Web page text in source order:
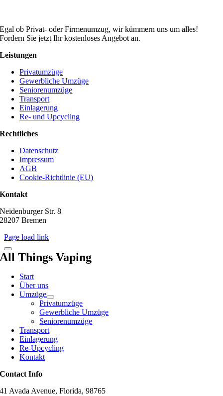
Egal ob Privat- oder Firmenumzug, wir kümmern uns um alles!
Fordern Sie jetzt Ihr kostenloses Angebot an.
Leistungen
Privatumzüge
Gewerbliche Umzüge
Seniorenumzüge
Transport
Einlagerung
Re- und Upcycling
Rechtliches
Datenschutz
Impressum
AGB
Cookie-Richtlinie (EU)
Kontakt
Neidenburger Str. 8
28207 Bremen
Page load link
All Things Vaping
Start
Über uns
Umzüge
Privatumzüge
Gewerbliche Umzüge
Seniorenumzüge
Transport
Einlagerung
Re-Upcycling
Kontakt
Contact Info
41 Avada Avenue, Florida, 98765